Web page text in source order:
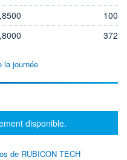
100
372
la journée
disponible.
de RUBICON TECH